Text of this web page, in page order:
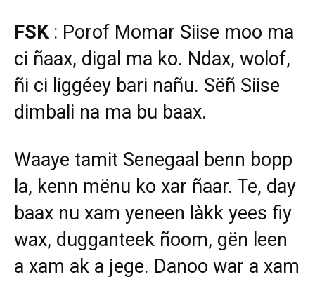
FSK: Porof Momar Siise moo ma
ci ñaax, digal ma ko. Ndax, wolof,
ñi ci liggéey bari nañu. Sëñ Siise
dimbali na ma bu baax.
Waaye tamit Senegaal benn bopp
la, kenn mënu ko xar ñaar. Te, day
baax nu xam yeneen làkk yees fiy
wax, dugganteek ñoom, gën leen
a xam ak a jege. Danoo war a xam